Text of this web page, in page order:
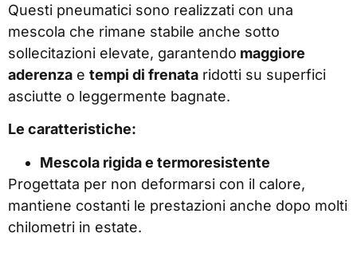
Questi pneumatici sono realizzati con una
mescola che rimane stabile anche sotto
sollecitazioni elevate, garantendo maggiore
aderenza e tempi di frenata ridotti su superfici
asciutte o leggermente bagnate.
Le caratteristiche:
Mescola rigida e termoresistente
Progettata per non deformarsi con il calore,
mantiene costanti le prestazioni anche dopo molti
chilometri in estate.